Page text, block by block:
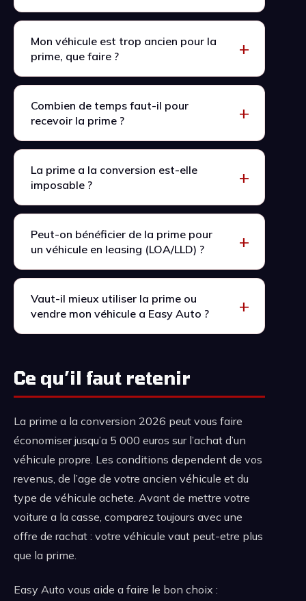
Mon véhicule est trop ancien pour la
prime, que faire ?
Combien de temps faut-il pour
recevoir la prime ?
La prime a la conversion est-elle
imposable ?
Peut-on bénéficier de la prime pour
un véhicule en leasing (LOA/LLD) ?
Vaut-il mieux utiliser la prime ou
vendre mon véhicule a Easy Auto ?
Ce qu’il faut retenir
La prime a la conversion 2026 peut vous faire
économiser jusqu’a 5 000 euros sur l’achat d’un
véhicule propre. Les conditions dependent de vos
revenus, de l’age de votre ancien véhicule et du
type de véhicule achete. Avant de mettre votre
voiture a la casse, comparez toujours avec une
offre de rachat : votre véhicule vaut peut-etre plus
que la prime.
Easy Auto vous aide a faire le bon choix :